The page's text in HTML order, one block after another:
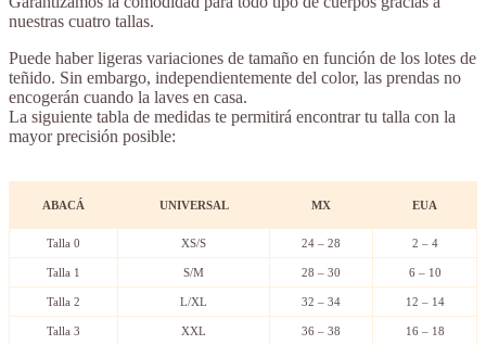
nuestras cuatro tallas.
Puede haber ligeras variaciones de tamaño en función de los lotes de
teñido. Sin embargo, independientemente del color, las prendas no
encogerán cuando la laves en casa.
La siguiente tabla de medidas te permitirá encontrar tu talla con la
mayor precisión posible:
ABACÁ UNIVERSAL MX EUA
Talla 0 XS/S 24 – 28 2 – 4
Talla 1 S/M 28 – 30 6 – 10
Talla 2 L/XL 32 – 34 12 – 14
Talla 3 XXL 36 – 38 16 – 18